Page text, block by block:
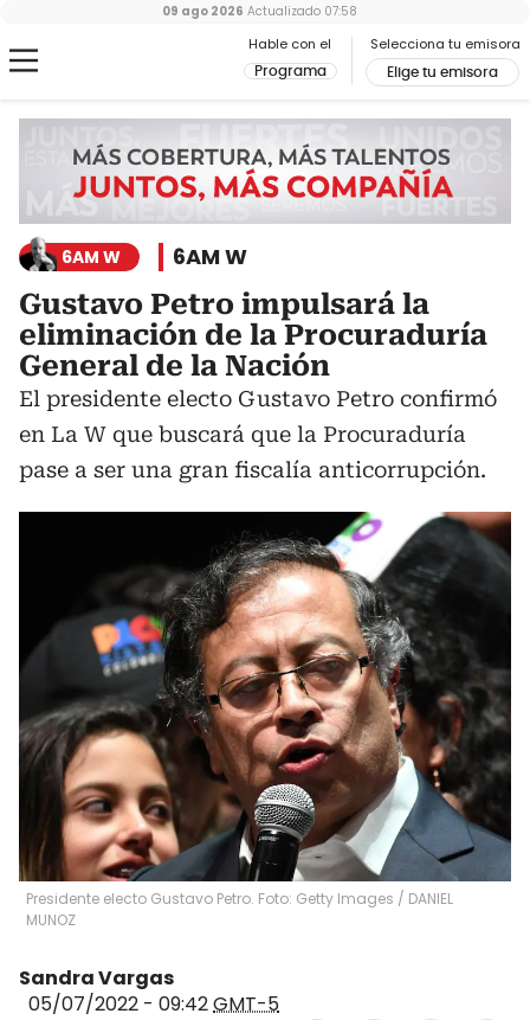
Hable con el
Programa
Selecciona tu emisora
Elige tu emisora
09 ago 2026 Actualizado 07:58
6AM W 6AM W
Gustavo Petro impulsará la
eliminación de la Procuraduría
General de la Nación
El presidente electo Gustavo Petro confirmó
en La W que buscará que la Procuraduría
pase a ser una gran fiscalía anticorrupción.
Presidente electo Gustavo Petro. Foto: Getty Images / DANIEL
MUNOZ
Sandra Vargas
05/07/2022 - 09:42GMT-5